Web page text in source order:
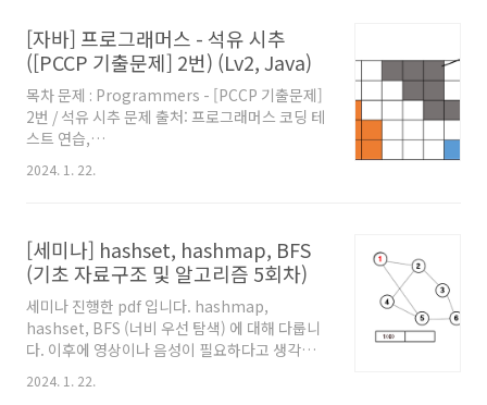
[자바] 프로그래머스 - 석유 시추
([PCCP 기출문제] 2번) (Lv2, Java)
목차 문제 : Programmers - [PCCP 기출문제]
2번 / 석유 시추 문제 출처: 프로그래머스 코딩 테
스트 연습,
https://programmers.co.kr/learn/challenges
필요 알고리즘 탐색 (BFS, DFS 등) 약간의 아이
능한 석유들의 합이다. cnt[X] 라는 배열을 정의
해보자. 이건 X 인덱스 열에서 접근 가능한 석유
들의 총 합을 뜻한다. 최종적으로 cnt[0] 부터
cnt[m-1] 까지의 값 중 가장 큰 값을 출력하면
될 것이다. 예를들어 아래와 같이 표현될 것이다.
최종적으로 cnt 배열에서 가장 큰 값이 9 이므로
9가 답이다. --- 그럼 이제 cnt[] 에 값을..
2024. 1. 22.
[세미나] hashset, hashmap, BFS
(기초 자료구조 및 알고리즘 5회차)
세미나 진행한 pdf 입니다. hashmap,
hashset, BFS (너비 우선 탐색) 에 대해 다룹니
다. 이후에 영상이나 음성이 필요하다고 생각되
는 회차가 있으면 그것도 공유할 예정입니다.
ppt의 우측 상단 '새 탭에서 보기' 를 누르시면 크
2024. 1. 22.